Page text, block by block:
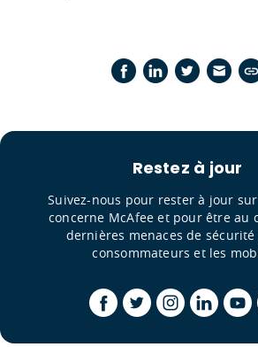
Restez à jour
Suivez-nous pour rester à jour
concerne McAfee et pour être au
dernières menaces de
consommateurs et les